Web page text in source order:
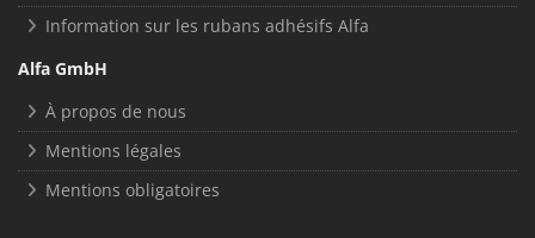
Information sur les rubans adhésifs Alfa
Alfa GmbH
À propos de nous
Mentions légales
Mentions obligatoires